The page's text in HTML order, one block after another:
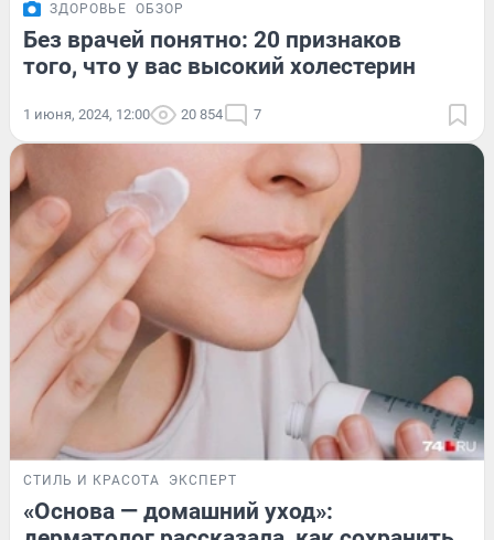
ЗДОРОВЬЕ ОБЗОР
Без врачей понятно: 20 признаков
того, что у вас высокий холестерин
1 июня, 2024, 12:00 20 854 7
СТИЛЬ И КРАСОТА ЭКСПЕРТ
«Основа — домашний уход»: